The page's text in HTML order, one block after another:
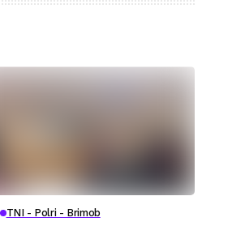
TNI - Polri - Brimob